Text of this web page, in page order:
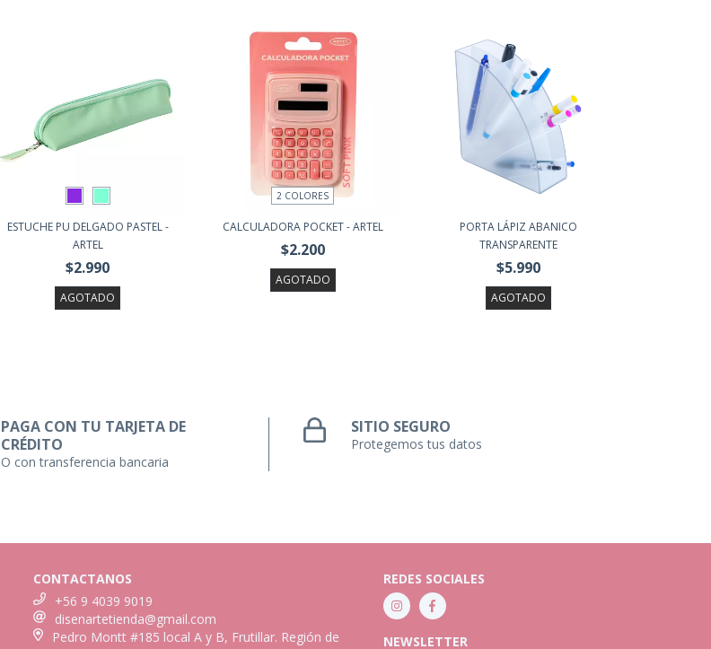
ESTUCHE PU DELGADO PASTEL -
ARTEL
$2.990
AGOTADO
2 COLORES
CALCULADORA POCKET - ARTEL
$2.200
AGOTADO
PORTA LÁPIZ ABANICO
TRANSPARENTE
$5.990
AGOTADO
PAGA CON TU TARJETA DE
CRÉDITO
O con transferencia bancaria
SITIO SEGURO
Protegemos tus datos
CONTACTANOS
+56 9 4039 9019
disenartetienda@gmail.com
Pedro Montt #185 local A y B, Frutillar. Región de
REDES SOCIALES
NEWSLETTER